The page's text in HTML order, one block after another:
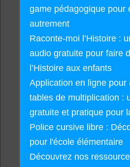
game pédagogique pour
autrement
Raconte-moi l’Histoire :
audio gratuite pour faire
l’Histoire aux enfants
Application en ligne pour
tables de multiplication :
gratuite et pratique pour
Police cursive libre :
pour l'école élémentaire
Découvrez nos